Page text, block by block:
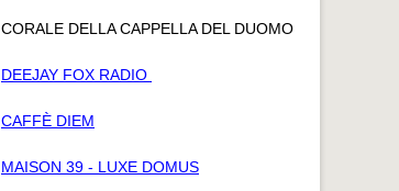
CORALE DELLA CAPPELLA DEL DUOMO
DEEJAY FOX RADIO
CAFFÈ DIEM
MAISON 39 - LUXE DOMUS